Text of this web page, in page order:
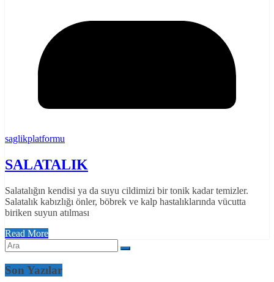
saglikplatformu
SALATALIK
Salatalığın kendisi ya da suyu cildimizi bir tonik kadar temizler.
Salatalık kabızlığı önler, böbrek ve kalp hastalıklarında vücutta
biriken suyun atılması
Read More
Son Yazılar